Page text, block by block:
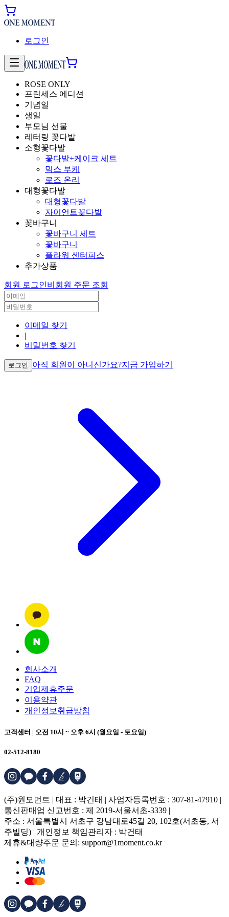
로그인
ROSE ONLY
프린세스 에디션
기념일
생일
부모님 선물
레터링 꽃다발
소형꽃다발
꽃다발+케이크 세트
믹스 부케
로즈 온리
대형꽃다발
대형꽃다발
자이언트꽃다발
꽃바구니
꽃바구니 세트
꽃바구니
플라워 센터피스
추가상품
회원 로그인비회원 주문 조회
이메일 찾기
|
비밀번호 찾기
로그인 아직 회원이 아니신가요?지금 가입하기
회사소개
FAQ
기업제휴주문
이용약관
개인정보취급방침
고객센터 | 오전 10시 ~ 오후 6시 (월요일 - 토요일)
02-512-8180
(주)원모먼트 | 대표 : 박건태 | 사업자등록번호 : 307-81-47910 |
통신판매업 신고번호 : 제 2019-서울서초-3339 |
주소 : 서울특별시 서초구 강남대로45길 20, 102호(서초동, 서
주빌딩) | 개인정보 책임관리자 : 박건태
제휴&대량주문 문의: support@1moment.co.kr